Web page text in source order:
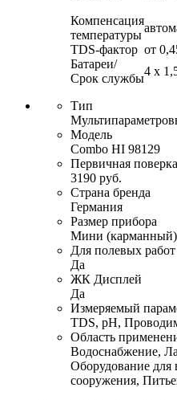
Компенсация
температуры
TDS-фактор от
Батареи/
Срок службы
4 x
Тип
Модель
Combo HI 98129
Первичная поверка
3190 руб.
Страна бренда
Германия
Размер прибора
Мини (карманный)
Для полевых работ
Да
ЖК Дисплей
Да
Измеряемый
TDS, pH,
Область
Водоснабжение,
Оборудование для
сооружения,